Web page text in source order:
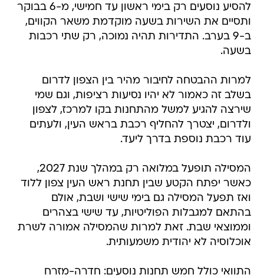
להסיע נוסעים רק בימי ראשון עד חמישי, מ-6 בבוקר
ותסיים את השירות בשעה מוקדמת משאר הקווים,
ב-9 בערב. התדירות תהיה נמוכה, רק שתי רכבות
בשעה.
למרות ההבטחה לחיבור מהיר בין הצפון לדרום
בשלב זה כאמור לא יהיו נסיעות רציפות, וגם שמי
שירצה להגיע למשל מהתחנות בקו למרכז, לצפון
ולדרום, יצטרך להחליף רכבת בראש העין, ולעתים
עוד רכבת נוספת בדרך ליעד.
המסילה תופעל במלואה רק במהלך שנת 2027,
כאשר יפתח הקטע שבין תחנת ראש העין צפון ללוד
ואז תפעל המסילה גם בימי שישי ושבת, אולם
בהתאם למגבלות הפוליטיות, עד שישי בצהרים
וממוצאי שבת. זאת למרות שהמסילה אמורה לשרת
אוכלוסיה לא יהודית משמעותית.
התוואי כולל חמש תחנות נוסעים: חדרה-מזרח